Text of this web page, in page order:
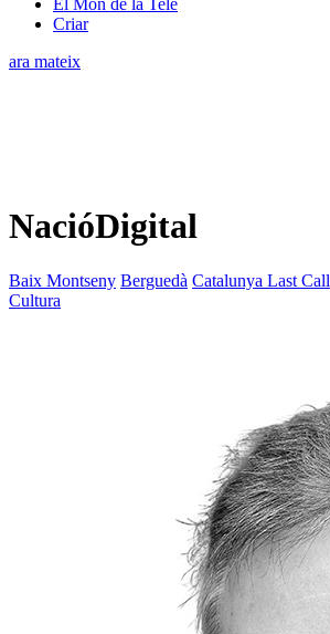
Criar
ara mateix
NacióDigital
Baix Montseny Berguedà Catalunya Last Call
Cultura